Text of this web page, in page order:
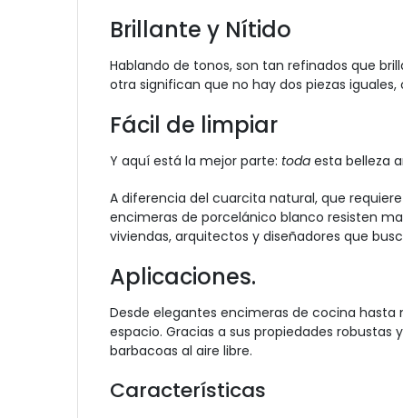
Brillante y Nítido
Hablando de tonos, son tan refinados que
otra significan que no hay dos piezas
Fácil de limpiar
Y aquí está la mejor parte: todaesta belleza
A diferencia del cuarcita natural, que
encimeras de porcelánico blanco resisten
viviendas, arquitectos y diseñadores que
Aplicaciones.
Desde elegantes encimeras de cocina
espacio. Gracias a sus propiedades
barbacoas al aire libre.
Características